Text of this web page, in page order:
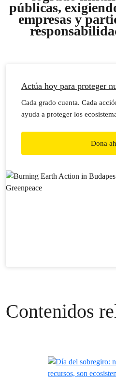
públicas,
empresas y
Actúa hoy para proteger
Cada grado cuenta. Cada
ayuda a proteger los
Dona
Contenidos